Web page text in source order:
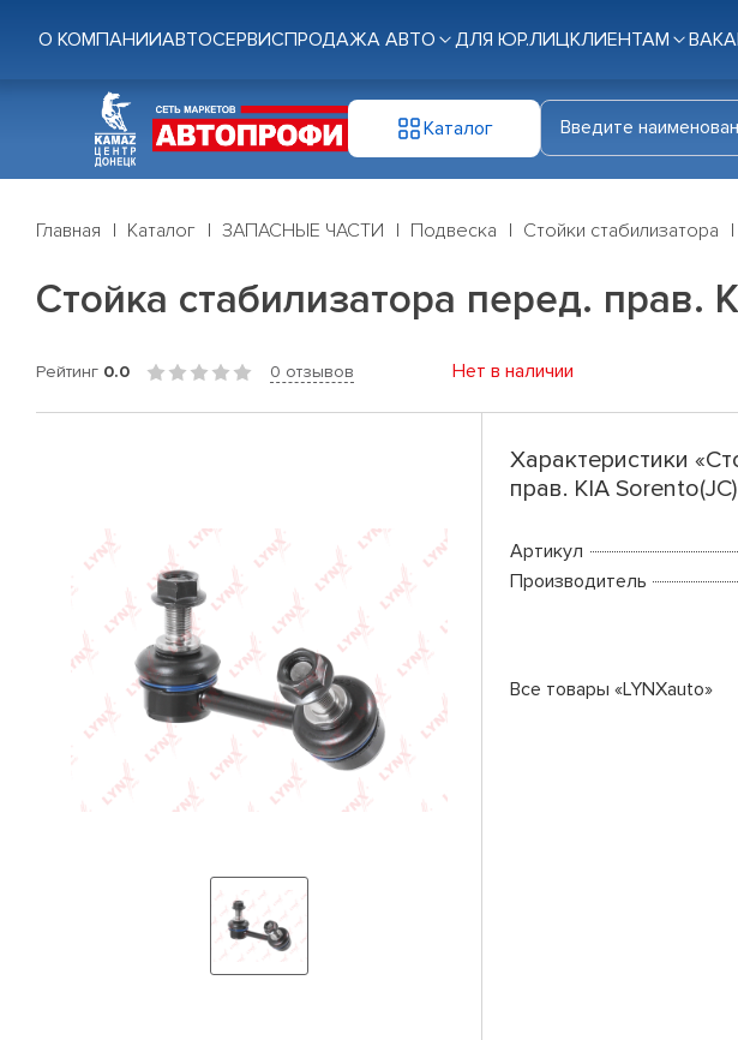
О КОМПАНИИАВТОСЕРВИСПРОДАЖА АВТО ДЛЯ ЮР.ЛИЦКЛИЕНТАМ
Каталог
Главная Каталог ЗАПАСНЫЕ ЧАСТИ Подвеска Стойки стабилизатора
Стойка стабилизатора перед. прав.
Рейтинг 0.0 0 отзывов Нет в наличии
Характеристики
прав. KIA
Артикул
Производитель
Все товары «LYNXauto»